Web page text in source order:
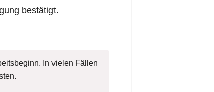
bestätigt.
In vielen Fällen